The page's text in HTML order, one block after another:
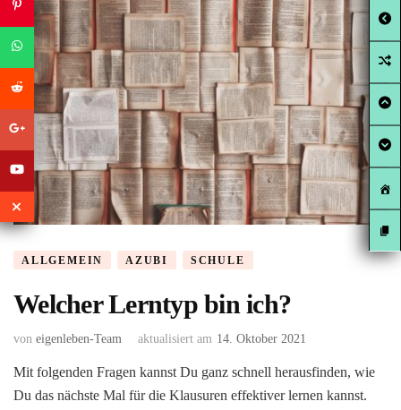
ALLGEMEIN AZUBI SCHULE
Welcher Lerntyp bin ich?
von eigenleben-Team aktualisiert am 14. Oktober 2021
Mit folgenden Fragen kannst Du ganz schnell herausfinden, wie
Du das nächste Mal für die Klausuren effektiver lernen kannst.